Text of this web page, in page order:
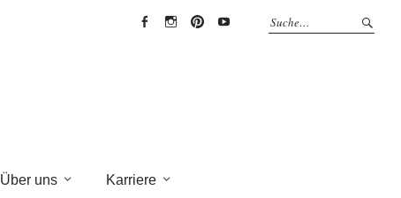
Über uns Karriere